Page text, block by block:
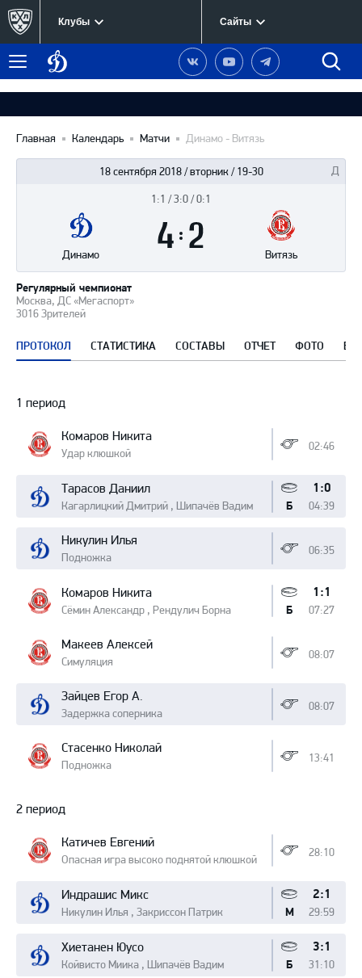
Клубы Сайты
Меню
Динамо
Москва
Наша
группа
Вконтакте
Наш
канал
YouTube
Наш
канал
Telegram
Главная Календарь Матчи Динамо - Витязь
18 сентября 2018 / вторник / 19-30
Москва, ДС «Мегаспорт»
3016 Зрителей
Регулярный чемпионат
матча
1:1 / 3:0 / 0:1
Динамо Витязь
ПРОТОКОЛ СТАТИСТИКА СОСТАВЫ ОТЧЕТ ФОТО
Протокол
1 период
Комаров Никита
Удар клюшкой
02:46
Тарасов Даниил
Кагарлицкий Дмитрий , Шипачёв Вадим
1:0
04:39
Б
Никулин Илья
Подножка
06:35
Комаров Никита
Сёмин Александр , Рендулич Борна
1:1
07:27
Б
Макеев Алексей
Симуляция
08:07
Зайцев Егор А.
Задержка соперника
08:07
Стасенко Николай
Подножка
13:41
2 период
Катичев Евгений
Опасная игра высоко поднятой клюшкой
28:10
Индрашис Микс
Никулин Илья , Закриссон Патрик
2:1
29:59
М
Хиетанен Юусо
Койвисто Миика , Шипачёв Вадим
3:1
31:10
Б